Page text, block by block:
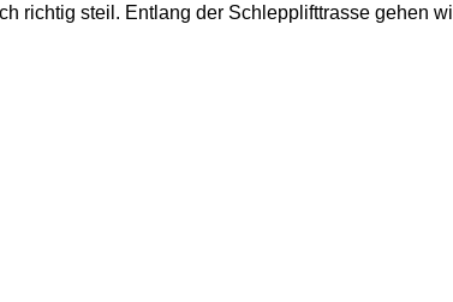
richtig steil. Entlang der Schlepplifttrasse gehen